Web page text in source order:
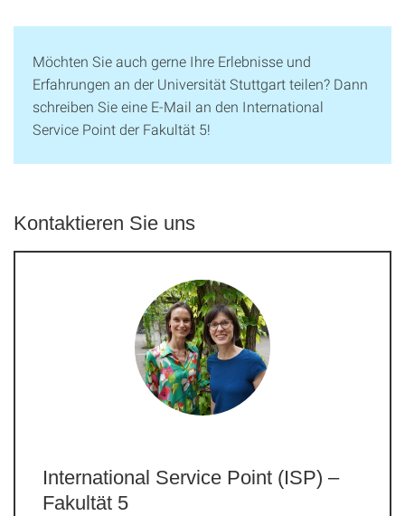
Möchten Sie auch gerne Ihre Erlebnisse und
Erfahrungen an der Universität Stuttgart teilen? Dann
schreiben Sie eine E-Mail an den International
Service Point der Fakultät 5!
Kontaktieren Sie uns
International Service Point (ISP) –
Fakultät 5